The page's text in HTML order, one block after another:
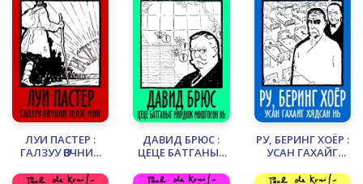
ЛУИ ПАСТЕР :
ГАЛЗУУ ӨВЧНИЙ
ДАВИД БРЮС :
ЦЕЦЕ БАТГАНЫГ
РУ, БЕРИНГ XОЁР :
УСАН ГАХАЙГ